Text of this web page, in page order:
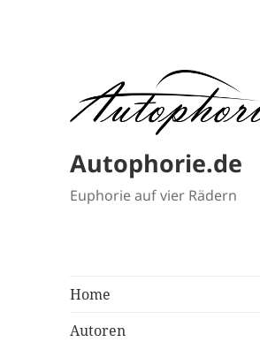
Autophorie.de
Euphorie auf vier Rädern
Home
Autoren